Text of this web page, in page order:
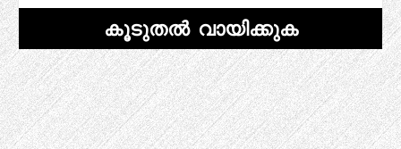
കൂടുതൽ വായിക്കുക